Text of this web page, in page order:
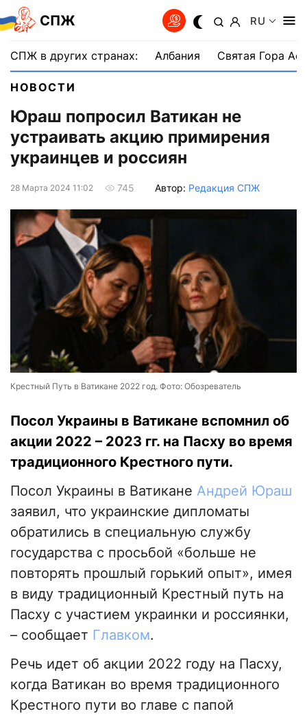
СПЖ RU
СПЖ в других странах: Албания Святая Гора
НОВОСТИ
Юраш попросил Ватикан не
устраивать акцию примирения
украинцев и россиян
28 Марта 2024 11:02 745 Автор: Редакция СПЖ
Крестный Путь в Ватикане 2022 год. Фото: Обозреватель
Посол Украины в Ватикане вспомнил об
акции 2022 – 2023 гг. на Пасху во время
традиционного Крестного пути.
Посол Украины в Ватикане Андрей Юраш
заявил, что украинские дипломаты
обратились в специальную службу
государства с просьбой «больше не
повторять прошлый горький опыт», имея
в виду традиционный Крестный путь на
Пасху с участием украинки и россиянки,
– сообщает Главком.
Речь идет об акции 2022 году на Пасху,
когда Ватикан во время традиционного
Крестного пути во главе с папой